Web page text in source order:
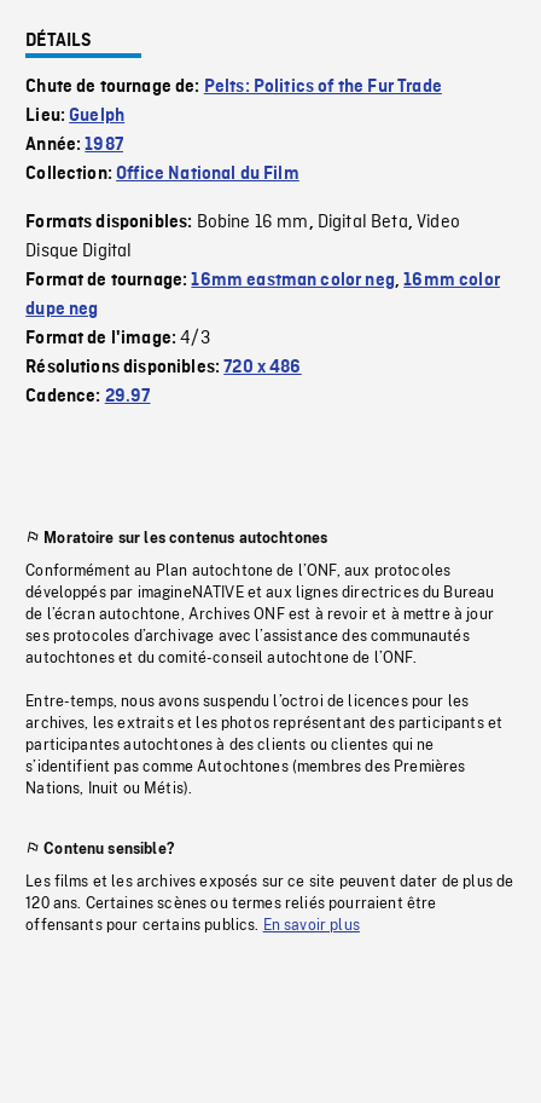
DÉTAILS
Chute de tournage de: Pelts: Politics of the Fur Trade
Lieu:Guelph
Année:1987
Collection:Office National du Film
Formats disponibles: Bobine 16 mm, Digital Beta,Video
Disque Digital
Format de tournage:16mm eastman color neg,16mm color
dupe neg
Format de l'image:4/3
Résolutions disponibles:720 x 486
Cadence: 29.97
Moratoire sur les contenus autochtones
Conformément au Plan autochtone de l’ONF, aux protocoles
développés par imagineNATIVE et aux lignes directrices du Bureau
de l’écran autochtone, Archives ONF est à revoir et à mettre à jour
ses protocoles d’archivage avec l’assistance des communautés
autochtones et du comité-conseil autochtone de l’ONF.
Entre-temps, nous avons suspendu l’octroi de licences pour les
archives, les extraits et les photos représentant des participants et
participantes autochtones à des clients ou clientes qui ne
s’identifient pas comme Autochtones (membres des Premières
Nations, Inuit ou Métis).
Contenu sensible?
Les films et les archives exposés sur ce site peuvent dater de plus de
120 ans. Certaines scènes ou termes reliés pourraient être
offensants pour certains publics. En savoir plus